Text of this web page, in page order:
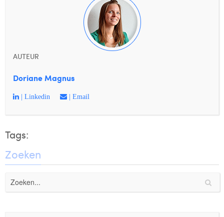
AUTEUR
Doriane Magnus
| Linkedin | Email
Tags:
Zoeken